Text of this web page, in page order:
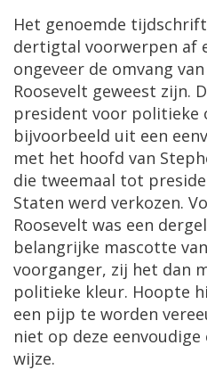
Het genoemde
dertigtal voorwerpen af
ongeveer de omvang van
Roosevelt geweest zijn.
president voor politieke
bijvoorbeeld uit een
met het hoofd van
die tweemaal tot
Staten werd verkozen.
Roosevelt was een
belangrijke mascotte van
voorganger, zij het dan
politieke kleur. Hoopte
een pijp te worden
niet op deze eenvoudige
wijze.